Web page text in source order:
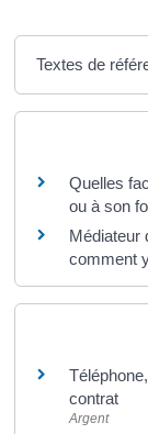
Textes de
Quelles
ou à son
Médiateur
comment
contrat
Argent